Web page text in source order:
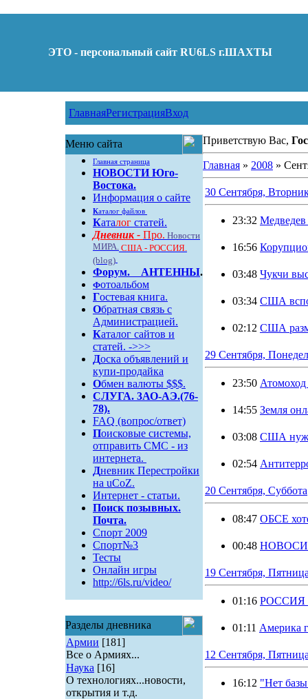
ЭТО - персональный сайт RU6LS г.ШАХТЫ
ГлавнаяРегистрацияВход
Меню сайта
Главная страница
НОВОСТИ Юго-
Востока.
Информация о сайте
Каталог файлов
Каталогстатей.
Дневник - Про. Новости
МИРА.США - РОССИЯ.
(blog)
Форум. АНТЕННЫ.
Фотоальбом
Гостевая книга.
Обратная связь c
Администрацией.
Каталог сайтов и
статей. ->>>
Доска объявлений и
купи-продайка
Обмен валюты $$$.
СЛУГА. 3АО-АЭ.(76-
78).
FAQ (вопрос/ответ)
Поисковые системы,
отправить СМС - из
интернета.
Дневник Перестройки
на uCoZ.
Интернет - статьи.
Поиск позывных.
Почта.
Спорт 2009
Спорт№3
Тесты
Онлайн игры
http://6ls.ru/video/
Разделы дневника
Армии [181]
Все о Армиях...
Наука [16]
О технологиях...новости,
открытия и т.д.
Приветствую Вас,
Главная» 2008 »
30 Сентября,
23:32
16:56
03:48 Чукчи
03:34 США
02:12 США
29 Сентября,
23:50
14:55 Земля
03:08 США
02:54
20 Сентября, Суббота
08:47 ОБСЕ
00:48
19 Сентября,
01:16 РОССИЯ
01:11 Америка
12 Сентября,
16:12 "Нет